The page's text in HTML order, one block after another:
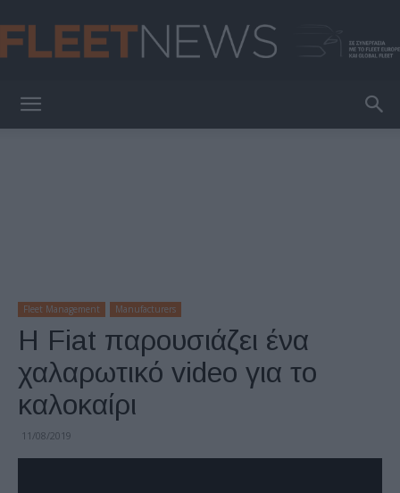
Fleet Management Manufacturers
H Fiat παρουσιάζει ένα
χαλαρωτικό video για το
καλοκαίρι
11/08/2019